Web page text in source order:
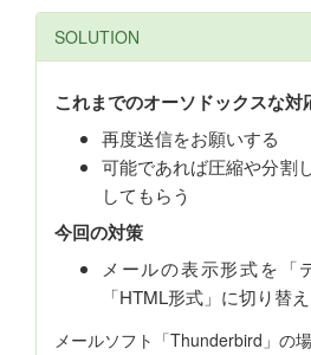
SOLUTION
これまでのオーソドックスな対
再度送信をお願いする
可能であれば圧縮や分割
してもらう
今回の対策
メールの表示形式を「
「HTML形式」に切り替
メールソフト「Thunderbird」の